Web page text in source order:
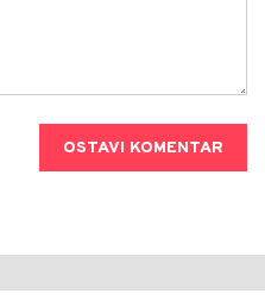
OSTAVI KOMENTAR